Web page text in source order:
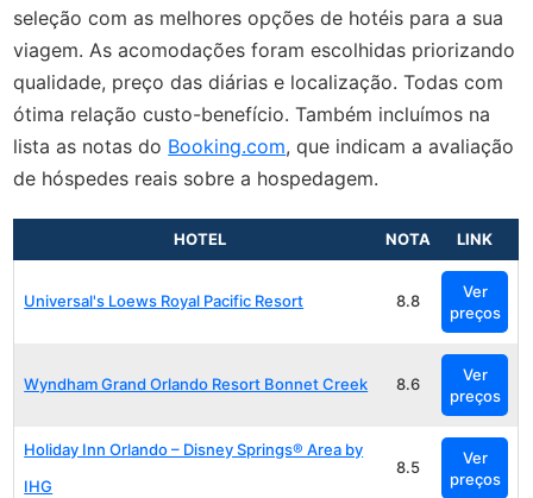
seleção com as melhores opções de hotéis para a sua
viagem. As acomodações foram escolhidas priorizando
qualidade, preço das diárias e localização. Todas com
ótima relação custo-benefício. Também incluímos na
lista as notas do Booking.com, que indicam a avaliação
de hóspedes reais sobre a hospedagem.
HOTEL NOTA LINK
Universal's Loews Royal Pacific Resort 8.8
Ver
preços
Wyndham Grand Orlando Resort Bonnet Creek 8.6
Ver
preços
Holiday Inn Orlando – Disney Springs® Area by
IHG
8.5
Ver
preços